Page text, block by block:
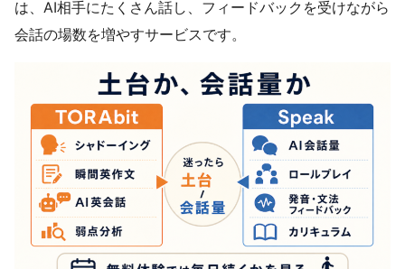
は、AI相手にたくさん話し、フィードバックを受けながら
会話の場数を増やすサービスです。